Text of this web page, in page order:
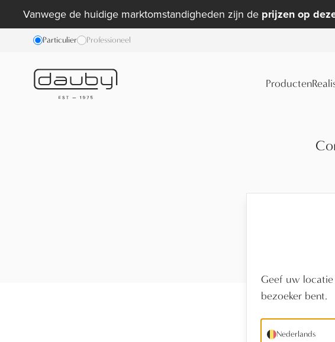
Vanwege de huidige marktomstandigheden zijn de prijzen op
Particulier Professioneel
Producten
Geef uw
bezoeker bent.
Nederlands